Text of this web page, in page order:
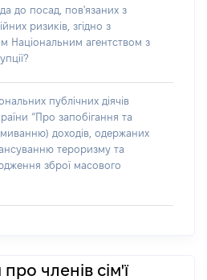
до посад, пов'язаних з
ризиків, згідно з
Національним агентством з
публічних діячів
“Про запобігання та
доходів, одержаних
тероризму та
зброї масового
членів сім'ї